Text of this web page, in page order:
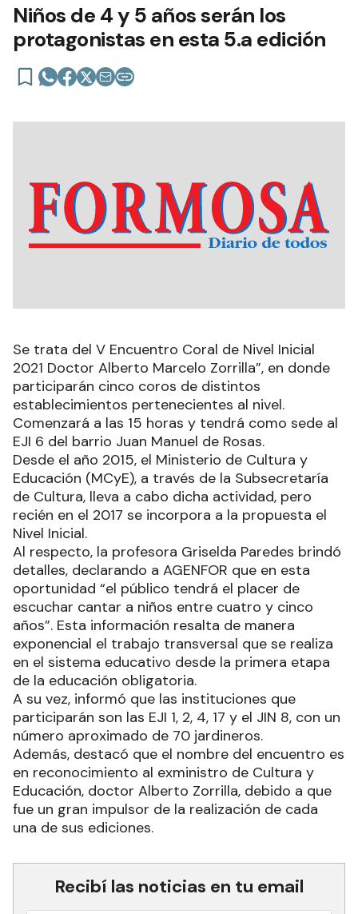
Niños de 4 y 5 años serán los
protagonistas en esta 5.a edición
Se trata del V Encuentro Coral de Nivel Inicial
2021 Doctor Alberto Marcelo Zorrilla”, en donde
participarán cinco coros de distintos
establecimientos pertenecientes al nivel.
Comenzará a las 15 horas y tendrá como sede al
EJI 6 del barrio Juan Manuel de Rosas.
Desde el año 2015, el Ministerio de Cultura y
Educación (MCyE), a través de la Subsecretaría
de Cultura, lleva a cabo dicha actividad, pero
recién en el 2017 se incorpora a la propuesta el
Nivel Inicial.
Al respecto, la profesora Griselda Paredes brindó
detalles, declarando a AGENFOR que en esta
oportunidad “el público tendrá el placer de
escuchar cantar a niños entre cuatro y cinco
años”. Esta información resalta de manera
exponencial el trabajo transversal que se realiza
en el sistema educativo desde la primera etapa
de la educación obligatoria.
A su vez, informó que las instituciones que
participarán son las EJI 1, 2, 4, 17 y el JIN 8, con un
número aproximado de 70 jardineros.
Además, destacó que el nombre del encuentro es
en reconocimiento al exministro de Cultura y
Educación, doctor Alberto Zorrilla, debido a que
fue un gran impulsor de la realización de cada
una de sus ediciones.
Recibí las noticias en tu email